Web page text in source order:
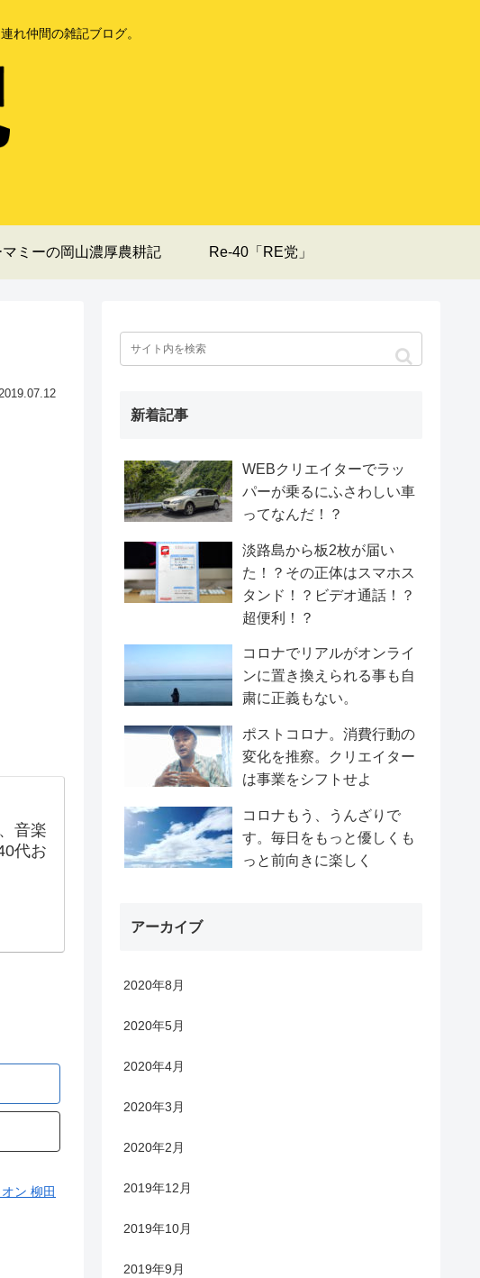
れ仲間の雑記ブログ。
マミーの岡山濃厚農耕記 Re-40「RE党」
音楽
代お
ン 柳田
新着記事
WEBクリエイターでラッ
パーが乗るにふさわしい車
ってなんだ！？
淡路島から板2枚が届い
た！？その正体はスマホス
タンド！？ビデオ通話！？
超便利！？
コロナでリアルがオンライ
ンに置き換えられる事も自
粛に正義もない。
ポストコロナ。消費行動の
変化を推察。クリエイター
は事業をシフトせよ
コロナもう、うんざりで
す。毎日をもっと優しくも
っと前向きに楽しく
アーカイブ
2020年8月
2020年5月
2020年4月
2020年3月
2020年2月
2019年12月
2019年10月
2019年9月